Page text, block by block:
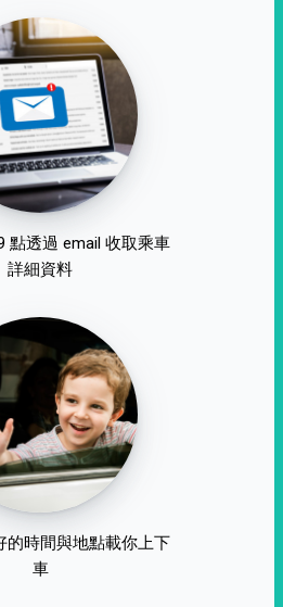
點透過 email 收取乘車
詳細資料
的時間與地點載你上下
車